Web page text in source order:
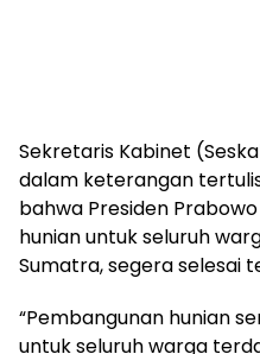
Sekretaris Kabinet
dalam keterangan
bahwa Presiden
hunian untuk seluruh
Sumatra, segera selesai
“Pembangunan hunian
untuk seluruh warga